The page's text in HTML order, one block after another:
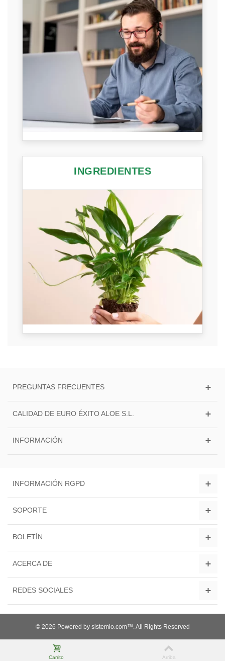
INGREDIENTES
PREGUNTAS FRECUENTES
CALIDAD DE EURO ÉXITO ALOE S.L.
INFORMACIÓN
INFORMACIÓN RGPD
SOPORTE
BOLETÍN
ACERCA DE
REDES SOCIALES
© 2026 Powered by sistemio.com™. All Rights Reserved
Carrito Arriba